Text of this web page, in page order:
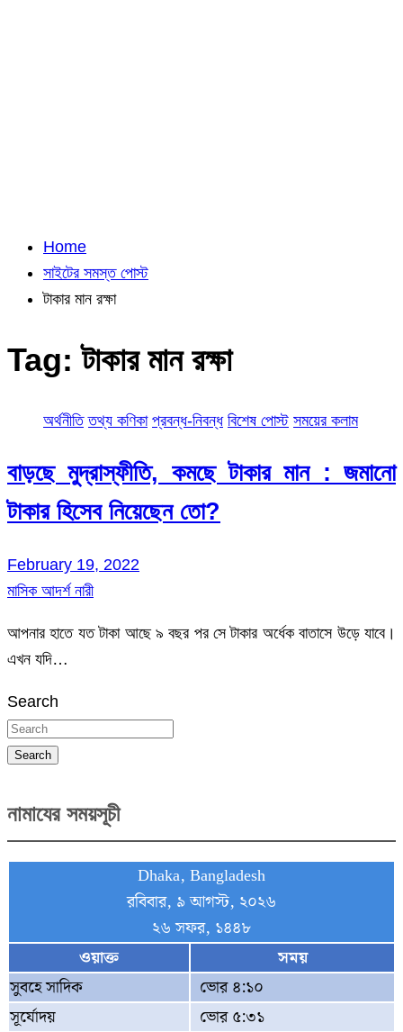
Home
সাইটের সমস্ত পোস্ট
টাকার মান রক্ষা
Tag:টাকার মান রক্ষা
অর্থনীতি তথ্য কণিকা প্রবন্ধ-নিবন্ধ বিশেষ পোস্ট সময়ের কলাম
বাড়ছে মুদ্রাস্ফীতি, কমছে টাকার মান : জমানো
টাকার হিসেব নিয়েছেন তো?
February 19, 2022
মাসিক আদর্শ নারী
আপনার হাতে যত টাকা আছে ৯ বছর পর সে টাকার অর্ধেক বাতাসে উড়ে যাবে।
এখন যদি…
Search
Search
নামাযের সময়সূচী
Dhaka, Bangladesh
রবিবার, ৯ আগস্ট, ২০২৬
২৬ সফর, ১৪৪৮
ওয়াক্ত
সময়
সুবহে সাদিক
ভোর ৪:১০
সূর্যোদয়
ভোর ৫:৩১